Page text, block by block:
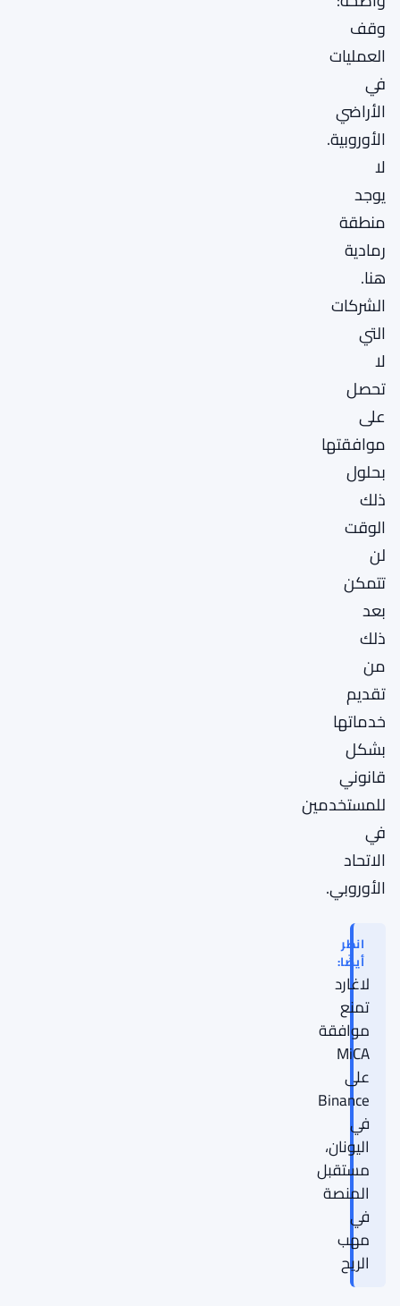
وقف
العمليات
في
الأراضي
الأوروبية.
لا
يوجد
منطقة
رمادية
هنا.
الشركات
التي
لا
تحصل
على
موافقتها
بحلول
ذلك
الوقت
لن
تتمكن
بعد
ذلك
من
تقديم
خدماتها
بشكل
قانوني
للمستخدمين
في
الاتحاد
الأوروبي.
انظر
أيضًا:
لاغارد
تمنع
موافقة
MiCA
على
Binance
في
اليونان،
مستقبل
المنصة
في
مهب
الريح